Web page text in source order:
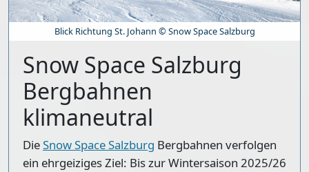
Blick Richtung St. Johann © Snow Space Salzburg
Snow Space Salzburg
Bergbahnen
klimaneutral
DieSnow Space Salzburg Bergbahnen verfolgen
ein ehrgeiziges Ziel: Bis zur Wintersaison 2025/26